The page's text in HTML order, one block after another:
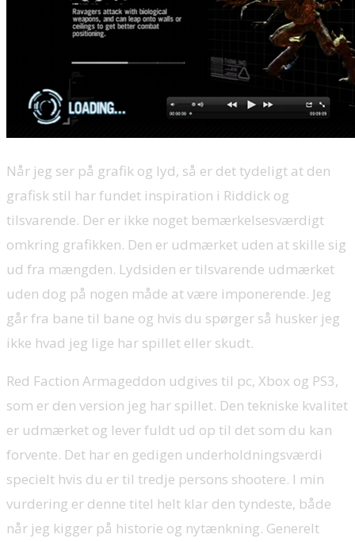
Når jeg ser på grafik og lyd, så er det tydeligt at den
grafisk stil har fundet inspiration i Riddick og
tilsvarende. Der er ikke noget bemærkelsesværdigt
omkring grafikken. Den er udmærket uden at skille sig
ud fra mængden. Lydsiden er tilsvarende udmærket
uden dog på nogen måde at være imponerende. Jeg
går fra bane til bane og hvis du spørger så husker jeg
ikke hvad jeg lige har spillet eller skudt.
Red Faction Armageddon udgives til pc, Xbox og PS3,
som er den version jeg har spillet. Den tekniske kvalitet
er udmærket og lever fuldt ud op til det som du kan
forvente. Det har en gedigen underholdningsværdi
specielt hvis du er til tredje persons shootere. I min
vurdering er denne titel helt klar den tyndeste, både
når jeg kigger på historie og nytænkning. Generelt